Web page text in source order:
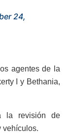
24,
agentes de la
I y Bethania,
la revisión de
vehículos.